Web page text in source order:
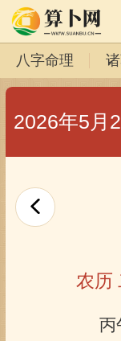
八字命理
2026年5
农历
丙